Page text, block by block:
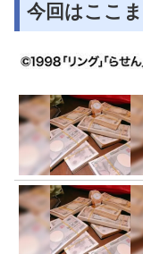
今回はここ